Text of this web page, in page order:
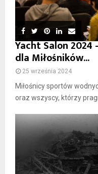
Yacht Salon 2024
dla Miłośników...
25 września 2024
Miłośnicy sportów
oraz wszyscy, którzy